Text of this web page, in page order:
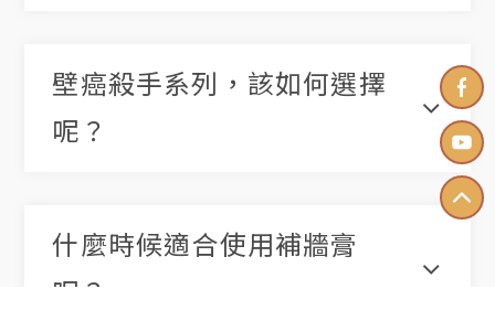
壁癌殺手系列，該如何選擇
呢？
什麼時候適合使用補牆膏
呢？